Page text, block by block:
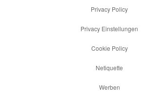
Privacy Policy
Privacy Einstellungen
Cookie Policy
Netiquette
Werben